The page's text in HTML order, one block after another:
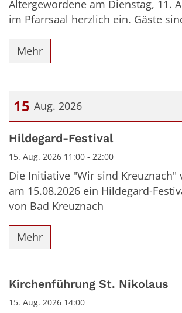
Ältergewordene am Dienstag, 11.
im Pfarrsaal herzlich ein. Gäste
Mehr
15 Aug. 2026
Datum: 15. August 2026
Hildegard-Festival
15. Aug. 2026 11:00 - 22:00
Die Initiative "Wir sind Kreuznach"
am 15.08.2026 ein Hildegard-
von Bad Kreuznach
Mehr
Kirchenführung St. Nikolaus
15. Aug. 2026 14:00